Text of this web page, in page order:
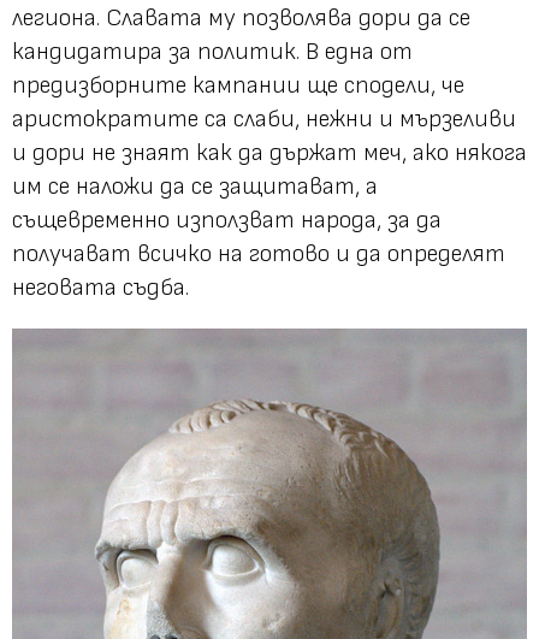
легиона. Славата му позволява дори да се
кандидатира за политик. В една от
предизборните кампании ще сподели, че
аристократите са слаби, нежни и мързеливи
и дори не знаят как да държат меч, ако някога
им се наложи да се защитават, а
същевременно използват народа, за да
получават всичко на готово и да определят
неговата съдба.